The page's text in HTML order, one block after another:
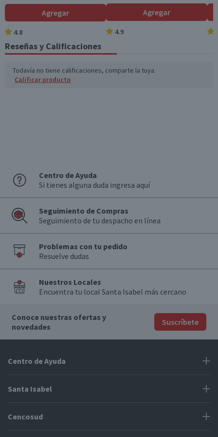
Hidratos de Carbon
o disponibles (g)
22,4 22,4
Azúcares totales
(g)
*Ingesta de referencia de un adulto promedio (8400 kj / 2000 kcal)
Agregar
4.8
Agregar
4.9
Reseñas y Calificaciones
Todavía no tiene calificaciones, comparte la tuya.
Calificar producto
Centro de Ayuda
Si tienes alguna duda ingresa aquí
Seguimiento de Compras
Seguimiento de tu despacho en línea
Problemas con tu pedido
Resuelve dudas
Nuestros Locales
Encuentra tu local Santa Isabel más cercano
Conoce nuestras ofertas y
novedades
Suscríbete
Centro de Ayuda
Problemas con tu pedido
Cómo modificar mis datos
Santa Isabel
Proveedores
Cencosud